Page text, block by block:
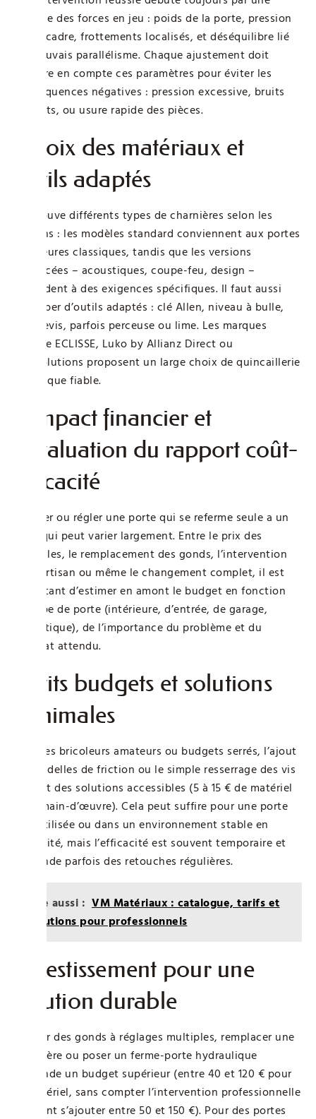
analyse des forces en jeu : poids de la porte, pression
sur le cadre, frottements localisés, et déséquilibre lié
au mauvais parallélisme. Chaque ajustement doit
prendre en compte ces paramètres pour éviter les
conséquences négatives : pression excessive, bruits
gênants, ou usure rapide des pièces.
Choix des matériaux et
outils adaptés
On trouve différents types de charnières selon les
besoins : les modèles standard conviennent aux portes
intérieures classiques, tandis que les versions
renforcées – acoustiques, coupe-feu, design –
répondent à des exigences spécifiques. Il faut aussi
s’équiper d’outils adaptés : clé Allen, niveau à bulle,
tournevis, parfois perceuse ou lime. Les marques
comme ECLISSE, Luko by Allianz Direct ou
Atelsolutions proposent un large choix de quincaillerie
technique fiable.
L’impact financier et
l’évaluation du rapport coût-
efficacité
Réparer ou régler une porte qui se referme seule a un
coût qui peut varier largement. Entre le prix des
rondelles, le remplacement des gonds, l’intervention
d’un artisan ou même le changement complet, il est
important d’estimer en amont le budget en fonction
du type de porte (intérieure, d’entrée, de garage,
acoustique), de l’importance du problème et du
résultat attendu.
Petits budgets et solutions
minimales
Pour les bricoleurs amateurs ou budgets serrés, l’ajout
de rondelles de friction ou le simple resserrage des vis
restent des solutions accessibles (5 à 15 € de matériel
hors main-d’œuvre). Cela peut suffire pour une porte
peu utilisée ou dans un environnement stable en
humidité, mais l’efficacité est souvent temporaire et
demande parfois des retouches régulières.
Lire aussi : VM Matériaux : catalogue, tarifs et
solutions pour professionnels
Investissement pour une
solution durable
Choisir des gonds à réglages multiples, remplacer une
charnière ou poser un ferme-porte hydraulique
demande un budget supérieur (entre 40 et 120 € pour
le matériel, sans compter l’intervention professionnelle
pouvant s’ajouter entre 50 et 150 €). Pour des portes